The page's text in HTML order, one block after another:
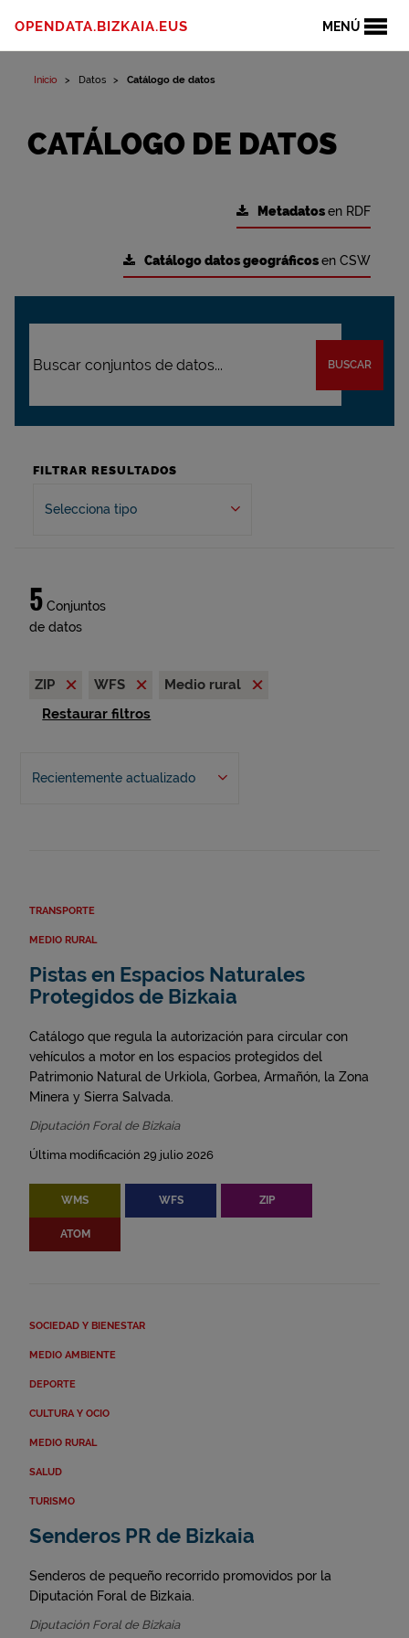
MENÚ
OPENDATA.BIZKAIA.EUS
Inicio Datos Catálogo de datos
CATÁLOGO DE DATOS
Metadatosen RDF
Catálogo datos geográficosen CSW
BUSCAR
FILTRAR RESULTADOS
Selecciona tipo
5 Conjuntos
de datos
ZIP WFS
Medio rural
Restaurar filtros
Recientemente actualizado
TRANSPORTE
MEDIO RURAL
Pistas en Espacios Naturales
Protegidos de Bizkaia
Catálogo que regula la autorización para circular con
vehículos a motor en los espacios protegidos del
Patrimonio Natural de Urkiola, Gorbea, Armañón, la Zona
Minera y Sierra Salvada.
Diputación Foral de Bizkaia
Última modificación 29 julio 2026
WMS WFS ZIP
ATOM
SOCIEDAD Y BIENESTAR
MEDIO AMBIENTE
DEPORTE
CULTURA Y OCIO
MEDIO RURAL
SALUD
TURISMO
Senderos PR de Bizkaia
Senderos de pequeño recorrido promovidos por la
Diputación Foral de Bizkaia.
Diputación Foral de Bizkaia